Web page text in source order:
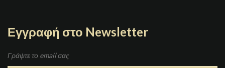
Εγγραφή στο Newsletter
Γράψτε το email σας